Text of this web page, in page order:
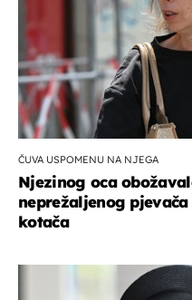
ČUVA USPOMENU NA NJEGA
Njezinog oca
neprežaljenog
kotača